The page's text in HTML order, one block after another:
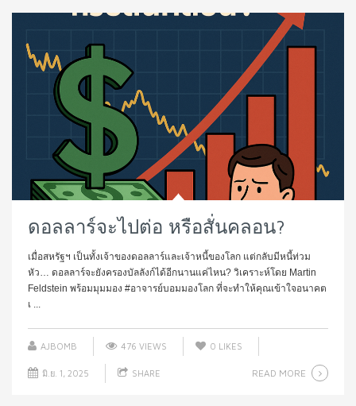
ดอลลาร์จะไปต่อ หรือสั่นคลอน?
เมื่อสหรัฐฯ เป็นทั้งเจ้าของดอลลาร์และเจ้าหนี้ของโลก แต่กลับมีหนี้ท่วม
หัว… ดอลลาร์จะยังครองบัลลังก์ได้อีกนานแค่ไหน? วิเคราะห์โดย Martin
Feldstein พร้อมมุมมอง #อาจารย์บอมมองโลก ที่จะทำให้คุณเข้าใจอนาคต
เ ...
AJBOMB 476 VIEWS 0 LIKES
มิ.ย. 1, 2025 SHARE READ MORE